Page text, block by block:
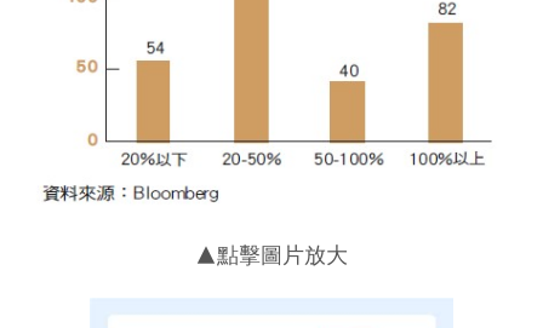
▲點擊圖片放大